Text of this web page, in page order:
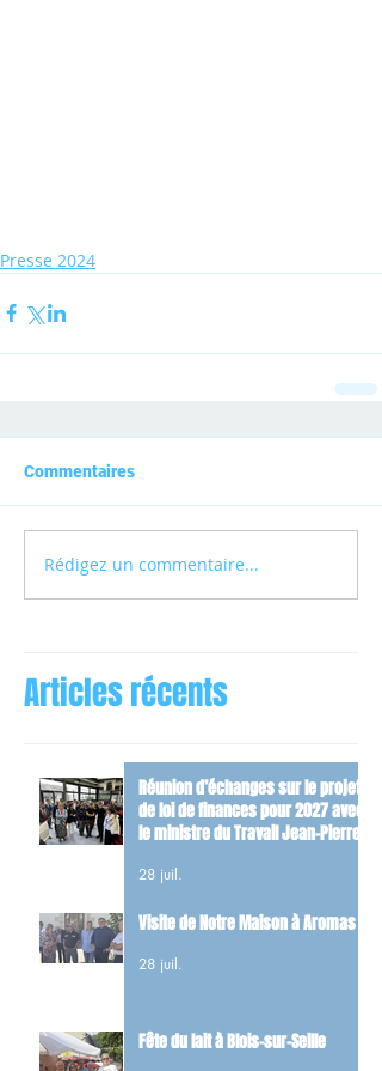
Presse 2024
Commentaires
Rédigez un commentaire...
Articles récents
Réunion d’échanges sur le projet
de loi de finances pour 2027 avec
le ministre du Travail Jean-Pierre
28 juil.
Visite de Notre Maison à Aromas
28 juil.
Fête du lait à Blois-sur-Seille